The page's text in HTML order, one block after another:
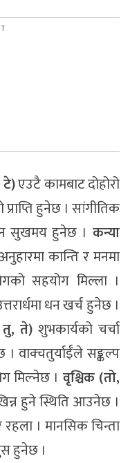
एउटै कामबाट दोहोरो
हुनेछ । सांगीतिक
सुखमय हुनेछ । कन्या
कान्ति र मनमा
सहयोग मिल्ला ।
धन खर्च हुनेछ ।
तु, ते) शुभकार्यको चर्चा
वाक्चतुर्याईँले सङ्कल्प
मिल्नेछ । वृश्चिक (तो,
हुने स्थिति आउनेछ ।
। मानसिक चिन्ता
हुनेछ ।